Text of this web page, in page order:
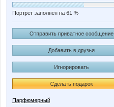
Портрет заполнен на 61 %
Отправить приватное сообщение
Добавить в друзья
Игнорировать
Сделать подарок
Парфюмерный